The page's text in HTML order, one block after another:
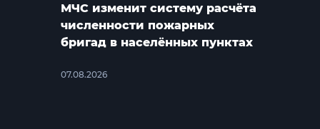
МЧС изменит систему расчёта
численности пожарных
бригад в населённых пунктах
07.08.2026